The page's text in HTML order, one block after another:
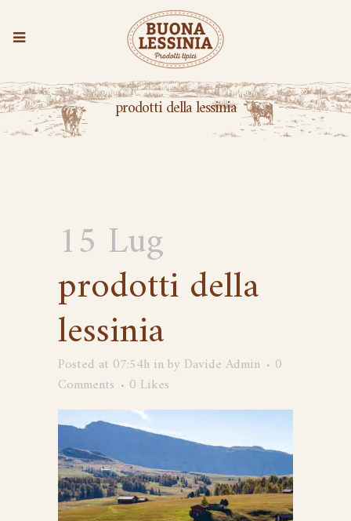
prodotti della lessinia
15 Lug
prodotti della
lessinia
Posted at 07:54h inby Davide Admin
0
Comments
0 Likes